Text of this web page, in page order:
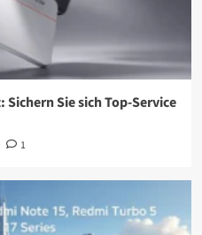
Sie sich Top-Service
1